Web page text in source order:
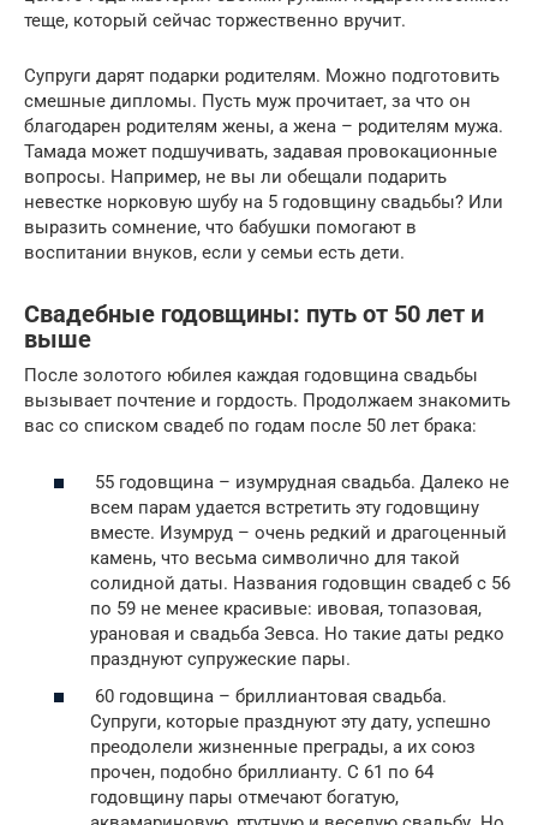
теще, который сейчас торжественно вручит.
Супруги дарят подарки родителям. Можно подготовить
смешные дипломы. Пусть муж прочитает, за что он
благодарен родителям жены, а жена – родителям мужа.
Тамада может подшучивать, задавая провокационные
вопросы. Например, не вы ли обещали подарить
невестке норковую шубу на 5 годовщину свадьбы? Или
выразить сомнение, что бабушки помогают в
воспитании внуков, если у семьи есть дети.
Свадебные годовщины: путь от 50 лет и
выше
После золотого юбилея каждая годовщина свадьбы
вызывает почтение и гордость. Продолжаем знакомить
вас со списком свадеб по годам после 50 лет брака:
55 годовщина – изумрудная свадьба. Далеко не
всем парам удается встретить эту годовщину
вместе. Изумруд – очень редкий и драгоценный
камень, что весьма символично для такой
солидной даты. Названия годовщин свадеб с 56
по 59 не менее красивые: ивовая, топазовая,
урановая и свадьба Зевса. Но такие даты редко
празднуют супружеские пары.
60 годовщина – бриллиантовая свадьба.
Супруги, которые празднуют эту дату, успешно
преодолели жизненные преграды, а их союз
прочен, подобно бриллианту. С 61 по 64
годовщину пары отмечают богатую,